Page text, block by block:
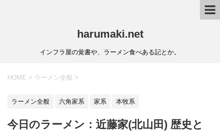
harumaki.net
インフラ屋の覚書や、ラーメン食べある記とか。
HOME > ラーメン全般 >
ラーメン全般 六角家系 家系 本牧系
今日のラーメン：近藤家(北山田) 歴史と